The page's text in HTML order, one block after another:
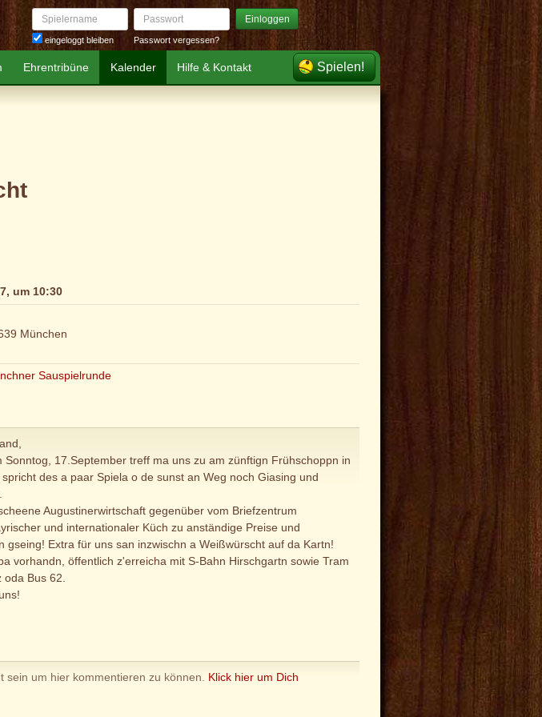
Spielername
eingeloggt bleiben
Passwort Einloggen
Passwort vergessen?
Ehrentribüne Kalender Hilfe & Kontakt Spielen!
um 10:30
München
Sauspielrunde
Sonntog, 17.September treff ma uns zu am zünftign Frühschoppn in
des a paar Spiela o de sunst an Weg noch Giasing und
Augustinerwirtschaft gegenüber vom Briefzentrum
und internationaler Küch zu anständige Preise und
gseing! Extra für uns san inzwischn a Weißwürscht auf da Kartn!
vorhandn, öffentlich z'erreicha mit S-Bahn Hirschgartn sowie Tram
Bus 62.
sein um hier kommentieren zu können. Klick hier um Dich